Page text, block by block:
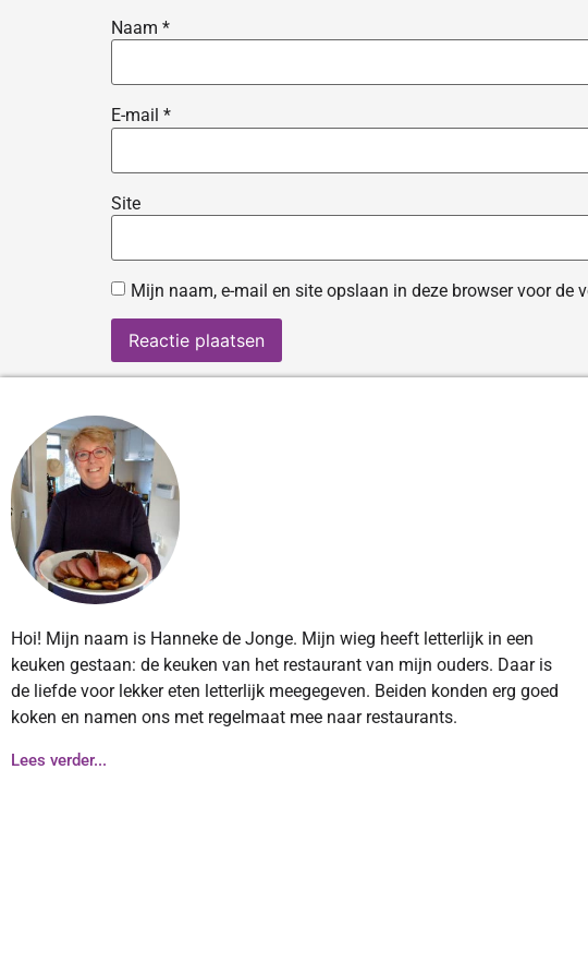
Naam *
E-mail *
Site
Mijn naam, e-mail en site opslaan in deze browser voor de
Hoi! Mijn naam is Hanneke de Jonge. Mijn wieg heeft letterlijk in een
keuken gestaan: de keuken van het restaurant van mijn ouders. Daar is
de liefde voor lekker eten letterlijk meegegeven. Beiden konden erg goed
koken en namen ons met regelmaat mee naar restaurants.
Lees verder...